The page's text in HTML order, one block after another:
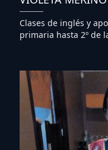
Clases de inglés y
primaria hasta 2º de